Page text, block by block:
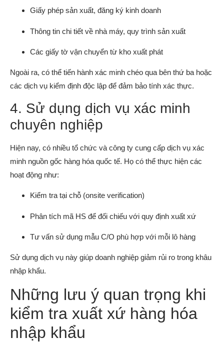
Giấy phép sản xuất, đăng ký kinh doanh
Thông tin chi tiết về nhà máy, quy trình sản xuất
Các giấy tờ vận chuyển từ kho xuất phát
Ngoài ra, có thể tiến hành xác minh chéo qua bên thứ ba hoặc
các dịch vụ kiểm định độc lập để đảm bảo tính xác thực.
4. Sử dụng dịch vụ xác minh
chuyên nghiệp
Hiện nay, có nhiều tổ chức và công ty cung cấp dịch vụ xác
minh nguồn gốc hàng hóa quốc tế. Họ có thể thực hiện các
hoạt động như:
Kiểm tra tại chỗ (onsite verification)
Phân tích mã HS để đối chiếu với quy định xuất xứ
Tư vấn sử dụng mẫu C/O phù hợp với mỗi lô hàng
Sử dụng dịch vụ này giúp doanh nghiệp giảm rủi ro trong khâu
nhập khẩu.
Những lưu ý quan trọng khi
kiểm tra xuất xứ hàng hóa
nhập khẩu